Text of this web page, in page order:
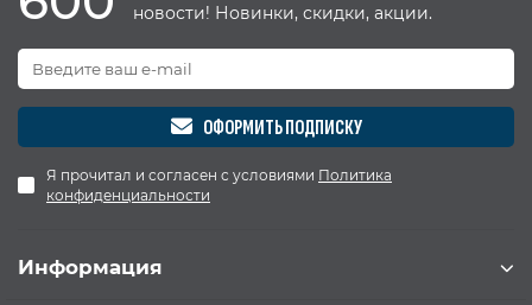
новости! Новинки, скидки, акции.
ОФОРМИТЬ ПОДПИСКУ
Я прочитал и согласен с условиями Политика
конфиденциальности
Информация